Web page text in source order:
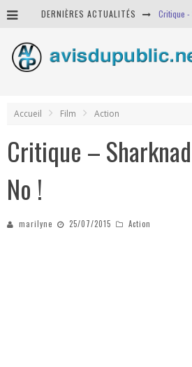
DERNIÈRES ACTUALITÉS Critique
Accueil
Film Action
Critique –
No !
marilyne 25/07/2015 Action